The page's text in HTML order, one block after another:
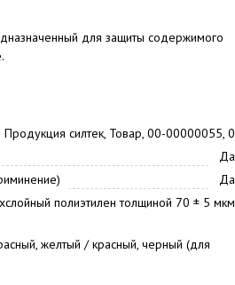
для защиты содержимого
Продукция силтек, Товар, 00-00000055, 0
Да
Да
полиэтилен толщиной 70 ± 5 мкм
желтый / красный, черный (для